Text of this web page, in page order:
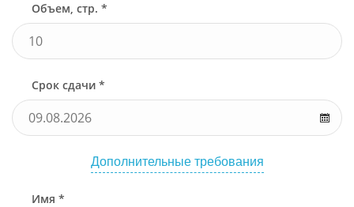
Объем, стр. *
Срок сдачи *
Дополнительные требования
Имя *